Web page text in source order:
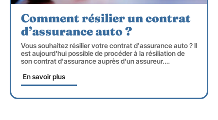
Comment résilier un contrat
d’assurance auto ?
Vous souhaitez résilier votre contrat d'assurance auto ? Il
est aujourd'hui possible de procéder à la résiliation de
son contrat d'assurance auprès d'un assureur.…
En savoir plus